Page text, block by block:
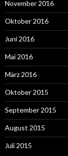
November 2016
Oktober 2016
Juni 2016
Mai 2016
März 2016
Oktober 2015
September 2015
August 2015
Juli 2015